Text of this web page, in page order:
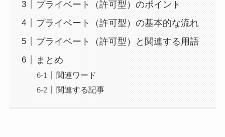
プライベート（許可型）のポイント
プライベート（許可型）の基本的な流れ
プライベート（許可型）と関連する用語
まとめ
関連ワード
関連する記事